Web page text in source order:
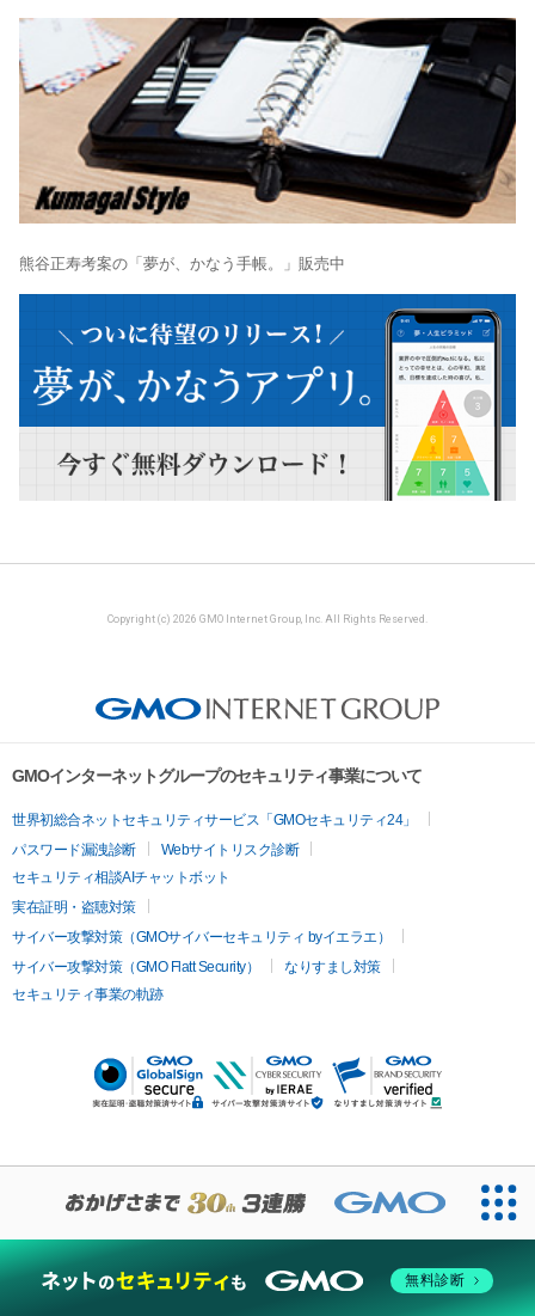
熊谷正寿考案の「夢が、かなう手帳。」販売中
Copyright (c) 2026 GMO Internet Group, Inc. All Rights Reserved.
GMOインターネットグループのセキュリティ事業について
世界初総合ネットセキュリティサービス「GMOセキュリティ24」
パスワード漏洩診断
Webサイトリスク診断
セキュリティ相談AIチャットボット
実在証明・盗聴対策
サイバー攻撃対策（GMOサイバーセキュリティ byイエラエ）
サイバー攻撃対策（GMO Flatt Security）
なりすまし対策
セキュリティ事業の軌跡
無料診断